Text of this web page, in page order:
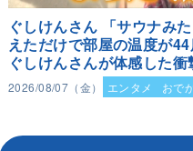
ぐしけんさん 「サウナみ
えただけで部屋の温度が
ぐしけんさんが体感した
2026/08/07（金） エンタメ おで